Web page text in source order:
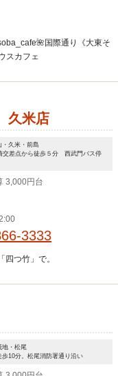
国際通り《大東そ
スカフェ
久米店
・久米・前島
交差点から徒歩５分 西武門バス停
3,000円台
3333
つ竹」で。
地・松尾
歩10分。松尾消防署通り沿い